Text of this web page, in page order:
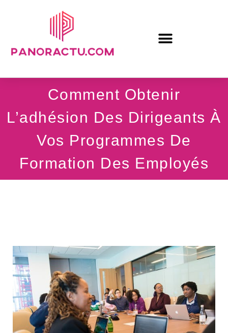
Comment Obtenir
L’adhésion Des Dirigeants À
Vos Programmes De
Formation Des Employés